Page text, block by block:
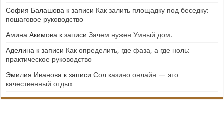
София Балашова к записи Как залить площадку под беседку:
пошаговое руководство
Амина Акимова к записиЗачем нужен Умный дом.
Аделина к записи Как определить, где фаза, а где ноль:
практическое руководство
Эмилия Иванова к записиСол казино онлайн — это
качественный отдых